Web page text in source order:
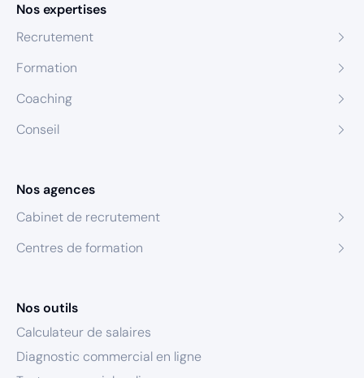
Nos expertises
Recrutement
Formation
Coaching
Conseil
Nos agences
Cabinet de recrutement
Centres de formation
Nos outils
Calculateur de salaires
Diagnostic commercial en ligne